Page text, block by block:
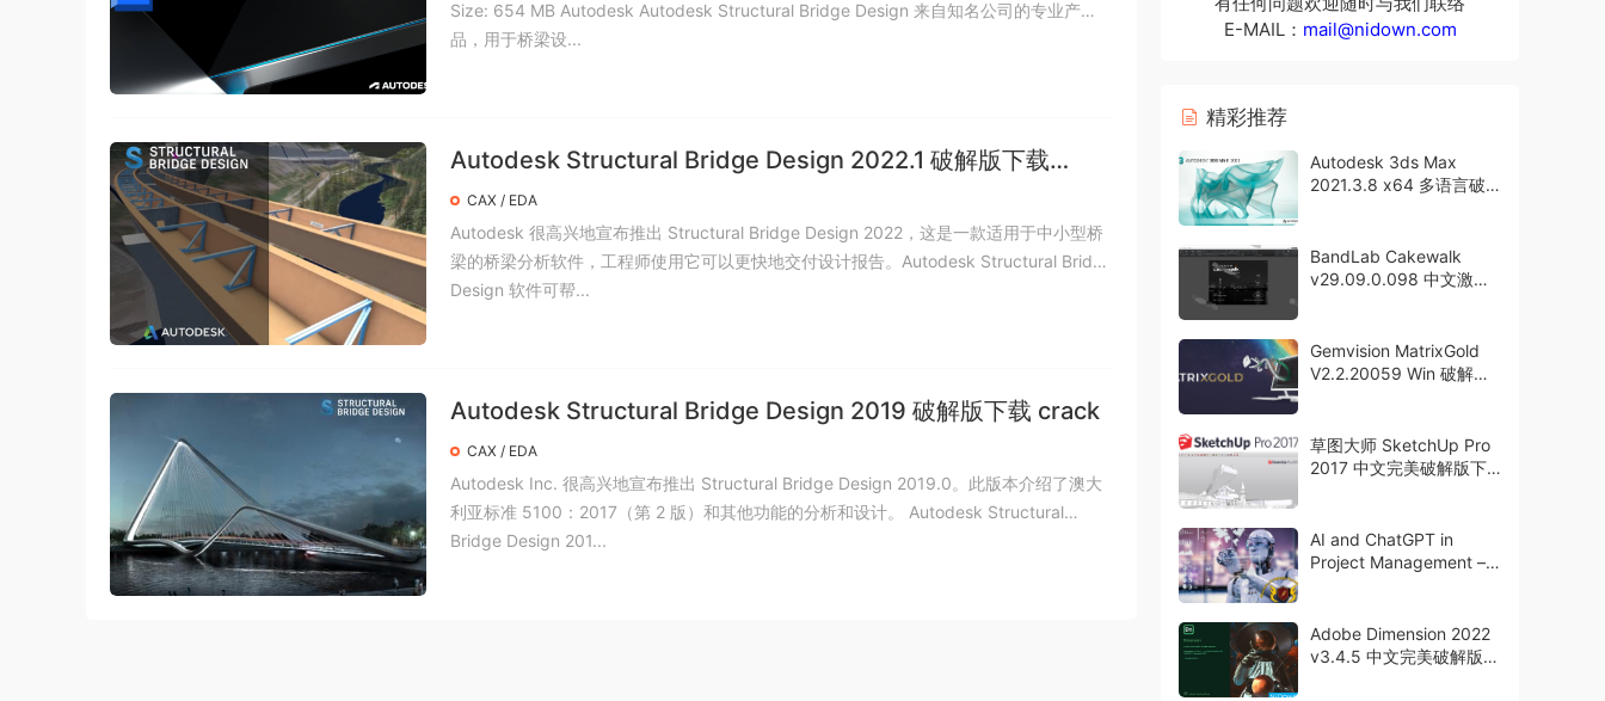
Size: 654 MB Autodesk Autodesk Structural Bridge Design 来自知名公司的专业产
品，用于桥梁设...
Autodesk Structural Bridge Design 2022.1 破解版下载
crack
CAX / EDA
Autodesk 很高兴地宣布推出 Structural Bridge Design 2022，这是一款适用于中小型桥
梁的桥梁分析软件，工程师使用它可以更快地交付设计报告。Autodesk Structural Bridge
Design 软件可帮...
Autodesk Structural Bridge Design 2019 破解版下载 crack
CAX / EDA
Autodesk Inc. 很高兴地宣布推出 Structural Bridge Design 2019.0。此版本介绍了澳大
利亚标准 5100：2017（第 2 版）和其他功能的分析和设计。 Autodesk Structural
Bridge Design 201...
E-MAIL： mail@nidown.com
精彩推荐
Autodesk 3ds Max
2021.3.8 x64 多语言破
BandLab Cakewalk
v29.09.0.098 中文激活
Gemvision MatrixGold
V2.2.20059 Win 破解版
草图大师 SketchUp Pro
2017 中文完美破解版下
AI and ChatGPT in
Project Management –
Adobe Dimension 2022
v3.4.5 中文完美破解版下